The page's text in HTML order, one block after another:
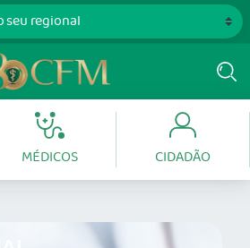
MÉDICOS CIDADÃO